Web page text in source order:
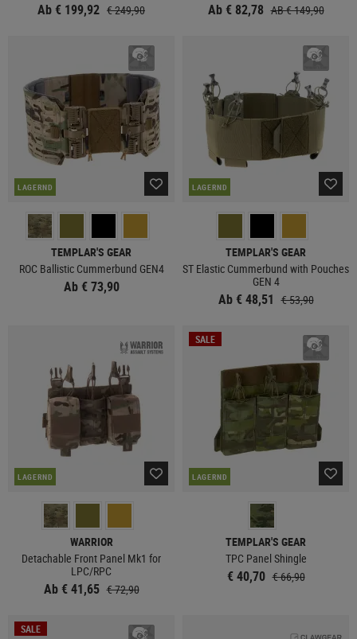
Ab € 199,92 € 249,90 Ab € 82,78 AB € 149,90
LAGERND
TEMPLAR'S GEAR
ROC Ballistic Cummerbund GEN4
Ab € 73,90
LAGERND
TEMPLAR'S GEAR
ST Elastic Cummerbund with Pouches
GEN 4
Ab € 48,51 € 53,90
LAGERND
WARRIOR
Detachable Front Panel Mk1 for
LPC/RPC
Ab € 41,65 € 72,90
SALE
LAGERND
TEMPLAR'S GEAR
TPC Panel Shingle
€ 40,70 € 66,90
SALE